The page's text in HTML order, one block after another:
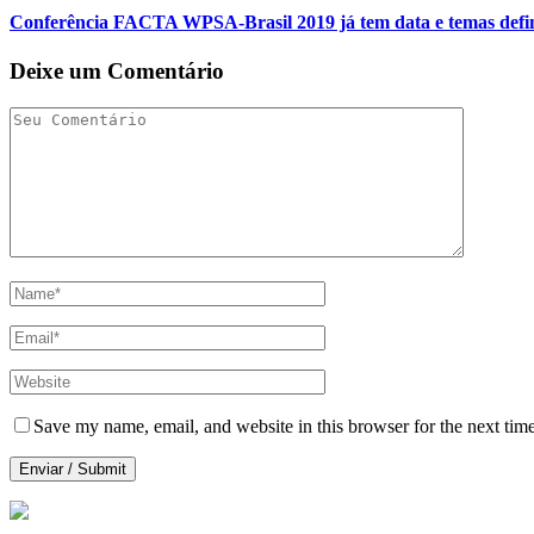
Conferência FACTA WPSA-Brasil 2019 já tem data e temas
Deixe um Comentário
Save my name, email, and website in this browser for the next